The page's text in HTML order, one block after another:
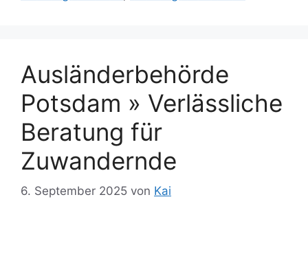
Ausländerbehörde
Potsdam » Verlässliche
Beratung für
Zuwandernde
6. September 2025 von Kai